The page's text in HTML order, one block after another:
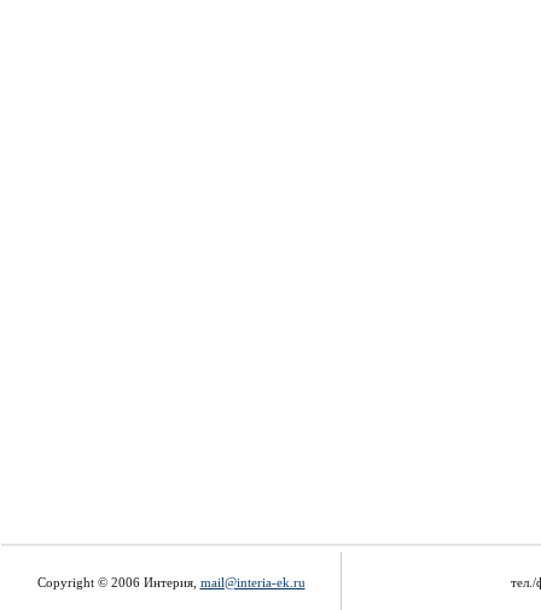
Copyright © 2006 Интерия, mail@interia-ek.ru